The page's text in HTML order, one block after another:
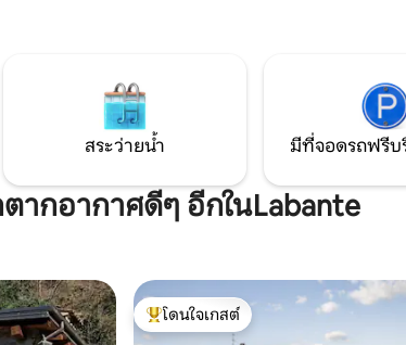
สระว่ายน้ำ มีที่จอดรถฟรี
ากอากาศดีๆ อีกในLabante
โดนใจเกสต์ที่สุด
โดนใจเกสต์